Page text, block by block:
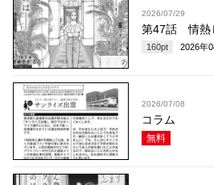
2026/07/29
第47話 情
160pt 2026年
2026/07/08
コラム
無料